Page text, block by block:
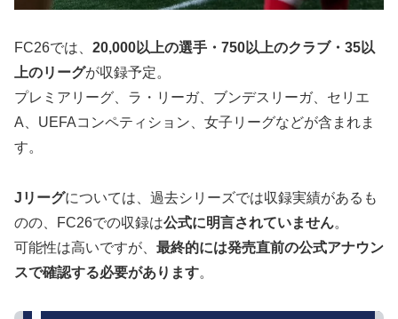
FC26では、 20,000以上の選手・750以上のクラブ・35以
上のリーグが収録予定。
プレミアリーグ、ラ・リーガ、ブンデスリーガ、セリエ
A、UEFAコンペティション、女子リーグなどが含まれま
す。
Jリーグについては、過去シリーズでは収録実績があるも
のの、FC26での収録は公式に明言されていません。
可能性は高いですが、 最終的には発売直前の公式アナウン
スで確認する必要があります。